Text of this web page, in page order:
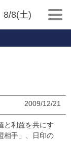
8/8(土)
2009/12/21
と利益を共にす
相手」、日印の